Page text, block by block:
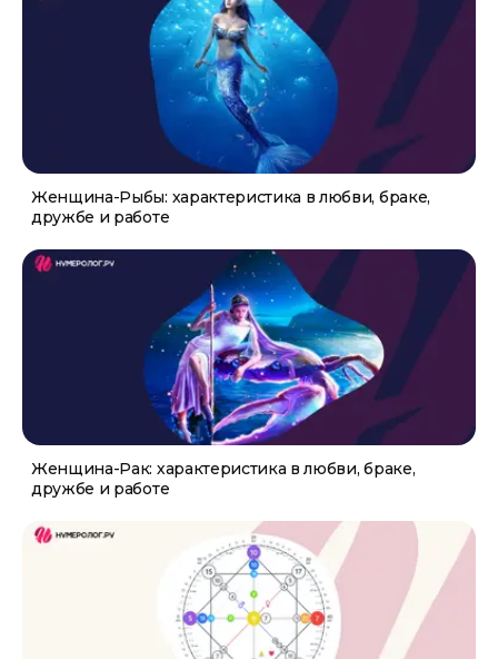
Женщина-Рыбы: характеристика в любви, браке,
дружбе и работе
Женщина-Рак: характеристика в любви, браке,
дружбе и работе